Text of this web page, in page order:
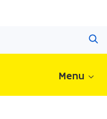
Menu